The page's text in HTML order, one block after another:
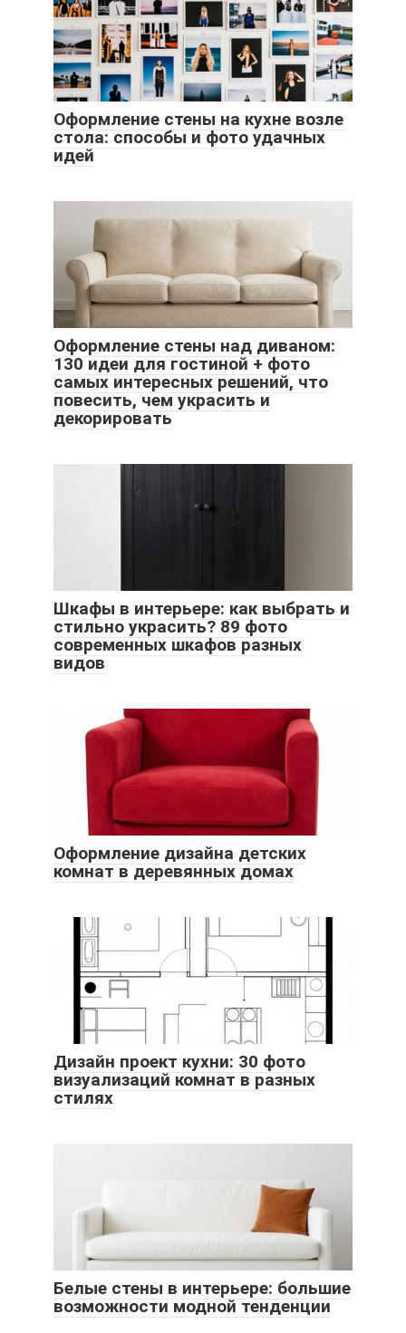
Оформление стены на кухне возле
стола: способы и фото удачных
идей
Оформление стены над диваном:
130 идеи для гостиной + фото
самых интересных решений, что
повесить, чем украсить и
декорировать
Шкафы в интерьере: как выбрать и
стильно украсить? 89 фото
современных шкафов разных
видов
Оформление дизайна детских
комнат в деревянных домах
Дизайн проект кухни: 30 фото
визуализаций комнат в разных
стилях
Белые стены в интерьере: большие
возможности модной тенденции